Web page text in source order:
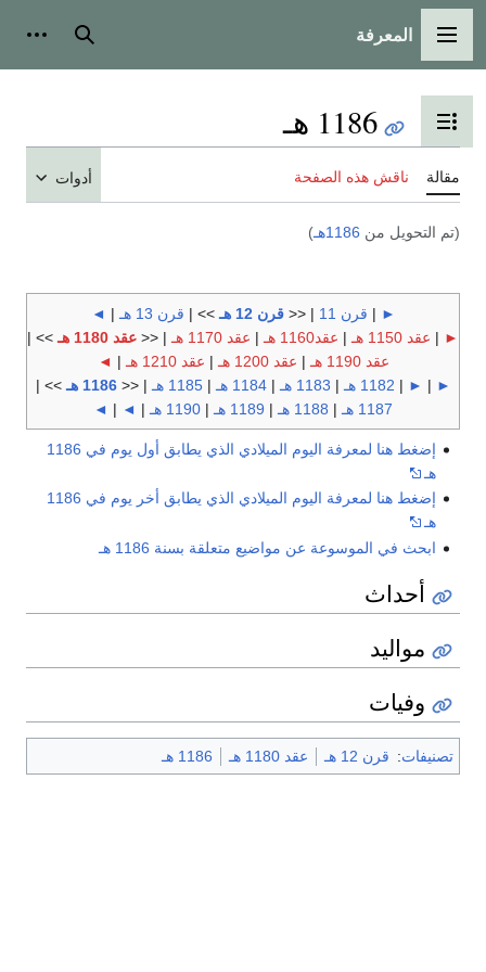
القائمة الرئيسية
المعرفة بحث
تبديل عرض جدول المحتويات
1186 هـ
مقالة ناقش هذه الصفحة أدوات
(تم التحويل من 1186هـ )
►
| قرن 11 | <<قرن 12 هـ >> | قرن 13 هـ |
◄
►
| عقد 1150 هـ | عقد1160 هـ | عقد 1170 هـ | << عقد 1180 هـ
>> |
عقد 1190 هـ
| عقد 1200 هـ | عقد 1210 هـ |
◄
►
|
►
| 1182 هـ | 1183 هـ |1184 هـ |1185 هـ | <<1186 هـ
>> |
1187 هـ
| 1188 هـ | 1189 هـ | 1190 هـ |
◄
|
◄
إضغط هنا لمعرفة اليوم الميلادي الذي يطابق أول يوم في 1186
هـ
إضغط هنا لمعرفة اليوم الميلادي الذي يطابق أخر يوم في 1186
هـ
ابحث في الموسوعة عن مواضيع متعلقة بسنة 1186 هـ
أحداث
مواليد
وفيات
تصنيفات: قرن 12 هـ عقد 1180 هـ 1186 هـ